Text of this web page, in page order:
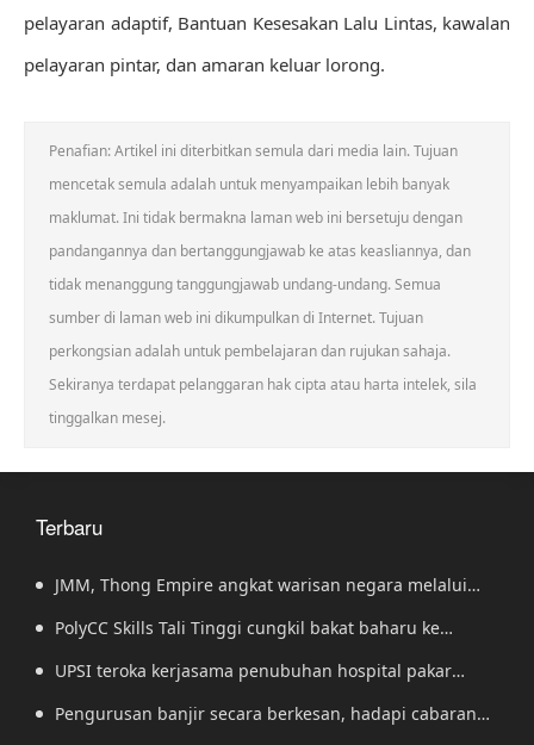
pelayaran adaptif, Bantuan Kesesakan Lalu Lintas, kawalan
pelayaran pintar, dan amaran keluar lorong.
Penafian: Artikel ini diterbitkan semula dari media lain. Tujuan
mencetak semula adalah untuk menyampaikan lebih banyak
maklumat. Ini tidak bermakna laman web ini bersetuju dengan
pandangannya dan bertanggungjawab ke atas keasliannya, dan
tidak menanggung tanggungjawab undang-undang. Semua
sumber di laman web ini dikumpulkan di Internet. Tujuan
perkongsian adalah untuk pembelajaran dan rujukan sahaja.
Sekiranya terdapat pelanggaran hak cipta atau harta intelek, sila
tinggalkan mesej.
Terbaru
JMM, Thong Empire angkat warisan negara melalui
kolaborasi strategik
PolyCC Skills Tali Tinggi cungkil bakat baharu ke
pentas antarabangsa
UPSI teroka kerjasama penubuhan hospital pakar
swasta
Pengurusan banjir secara berkesan, hadapi cabaran